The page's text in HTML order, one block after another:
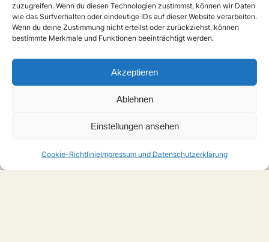
zuzugreifen. Wenn du diesen Technologien zustimmst, können wir Daten
wie das Surfverhalten oder eindeutige IDs auf dieser Website verarbeiten.
Wenn du deine Zustimmung nicht erteilst oder zurückziehst, können
bestimmte Merkmale und Funktionen beeinträchtigt werden.
Akzeptieren
Ablehnen
Einstellungen ansehen
Cookie-RichtlinieImpressum und Datenschutzerklärung